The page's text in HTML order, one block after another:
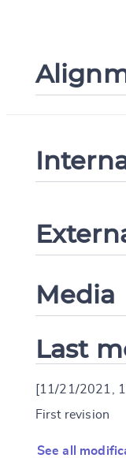
Media
Last
[11/21/2021,
First revision
See all